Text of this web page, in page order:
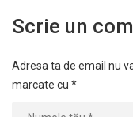
Scrie un
Adresa ta de email nu
marcate cu *